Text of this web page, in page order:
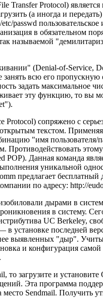
Transfer Protocol)
(а иногда и
passwd
в обязательном
называемой
(Denial-of-Service,
всю его пропускную
задать максимальное
эту функцию, то вы
Protocol) сопряжено с
текстом.
"имя пользователя/
Противодействовать
Данная команда
уникальной
предлагает
по адресу:http://
дырами в
в систему.
UC Berkeley,
установке последней
выявленных "дыр".
и конфигурация
то загрузите и
Эта программа
Sendmail. Получить